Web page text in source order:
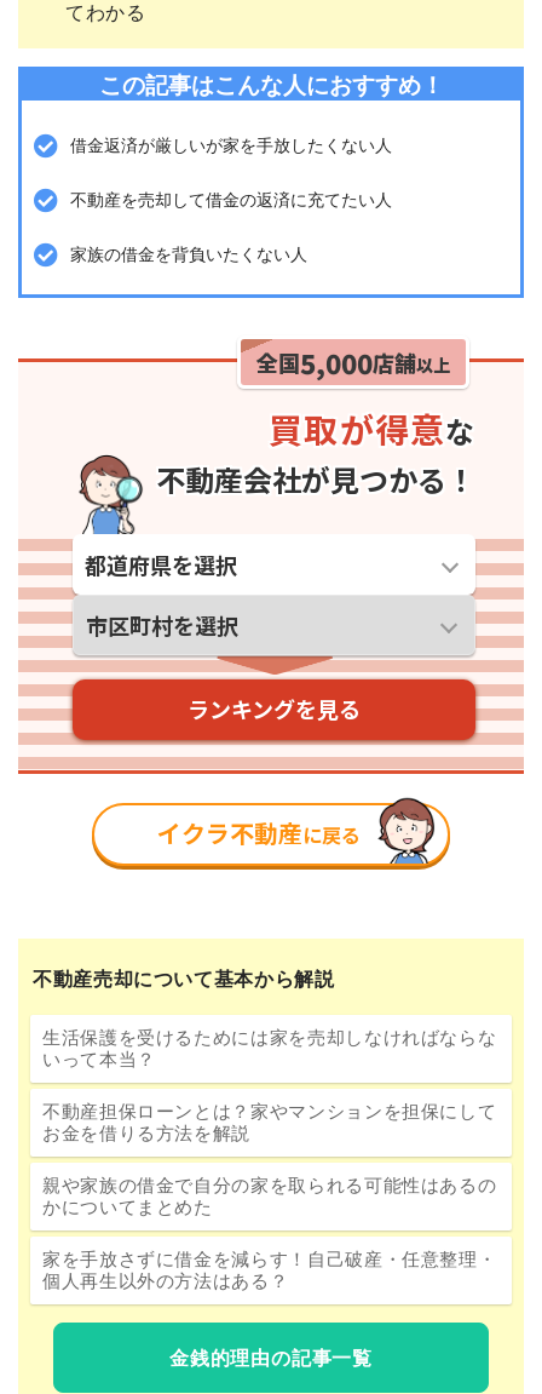
てわかる
この記事はこんな人におすすめ！
借金返済が厳しいが家を手放したくない人
不動産を売却して借金の返済に充てたい人
家族の借金を背負いたくない人
不動産売却について基本から解説
生活保護を受けるためには家を売却しなければならな
いって本当？
不動産担保ローンとは？家やマンションを担保にして
お金を借りる方法を解説
親や家族の借金で自分の家を取られる可能性はあるの
かについてまとめた
家を手放さずに借金を減らす！自己破産・任意整理・
個人再生以外の方法はある？
金銭的理由の記事一覧